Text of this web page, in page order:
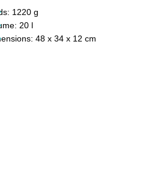
1220 g
20 l
48 x 34 x 12 cm